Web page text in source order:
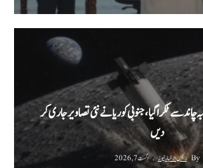
سے ٹکرا گیا، جنوبی کوریا نے نئی تصاویر جاری کر
دیں
By رئیس الاخبار نیوز اگست 7, 2026